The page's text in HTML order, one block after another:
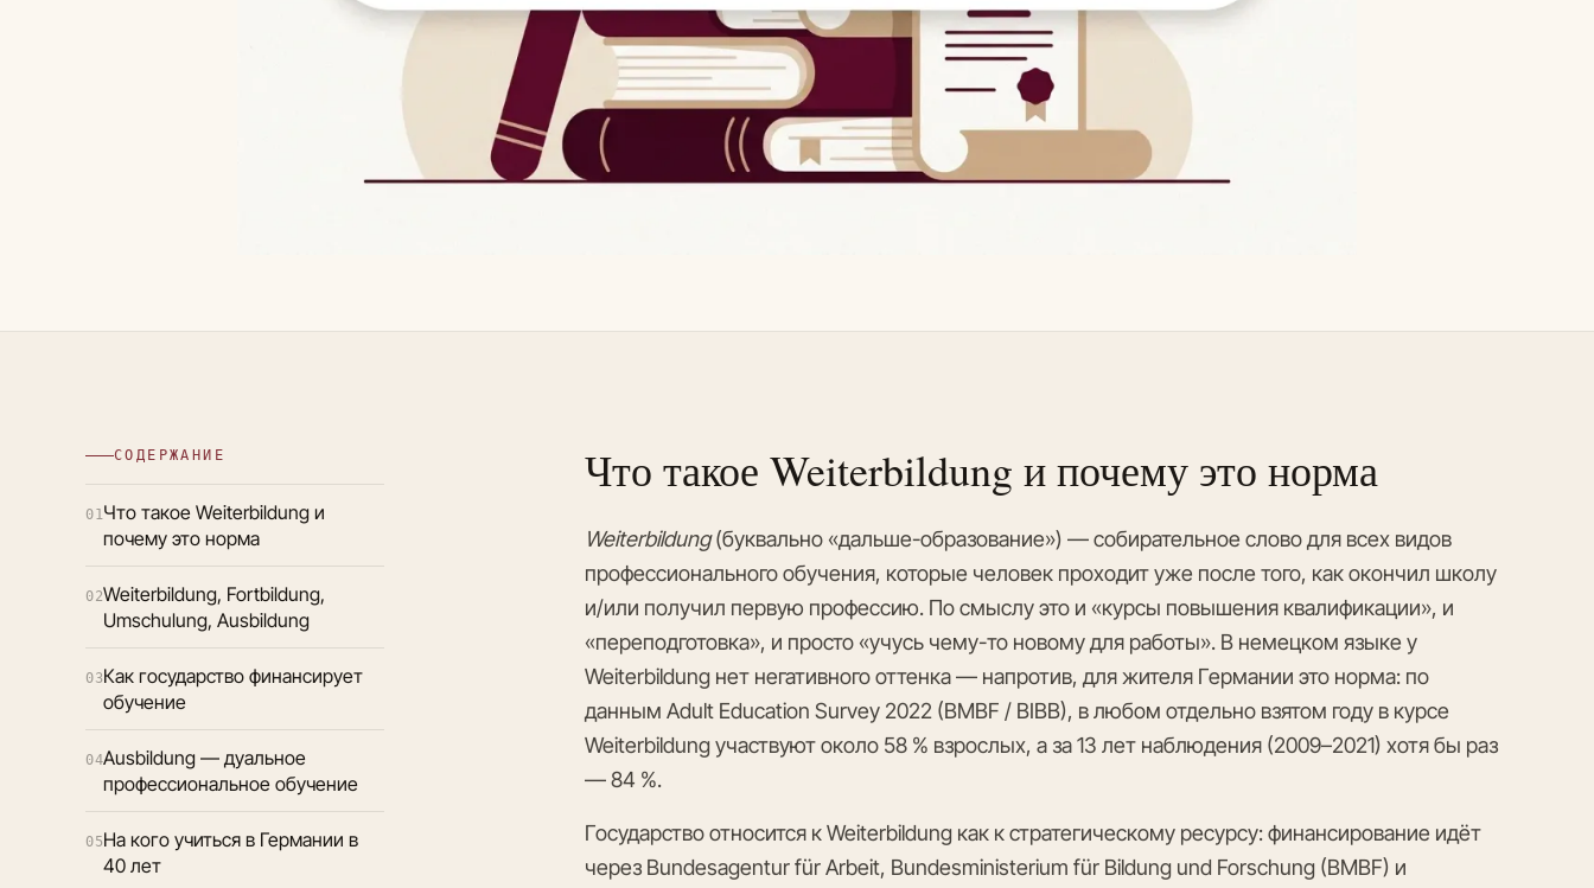
СОДЕРЖАНИЕ
01Что такое Weiterbildung и
почему это норма
02Weiterbildung, Fortbildung,
Umschulung, Ausbildung
03Как государство финансирует
обучение
04Ausbildung — дуальное
профессиональное обучение
05На кого учиться в Германии в
40 лет
Что такое Weiterbildung и почему это норма
Weiterbildung(буквально «дальше-образование») — собирательное слово для всех видов
профессионального обучения, которые человек проходит уже после того, как окончил школу
и/или получил первую профессию. По смыслу это и «курсы повышения квалификации», и
«переподготовка», и просто «учусь чему-то новому для работы». В немецком языке у
Weiterbildung нет негативного оттенка — напротив, для жителя Германии это норма: по
данным Adult Education Survey 2022 (BMBF / BIBB), в любом отдельно взятом году в курсе
Weiterbildung участвуют около 58 % взрослых, а за 13 лет наблюдения (2009–2021) хотя бы раз
— 84 %.
Государство относится к Weiterbildung как к стратегическому ресурсу: финансирование идёт
через Bundesagentur für Arbeit, Bundesministerium für Bildung und Forschung (BMBF) и